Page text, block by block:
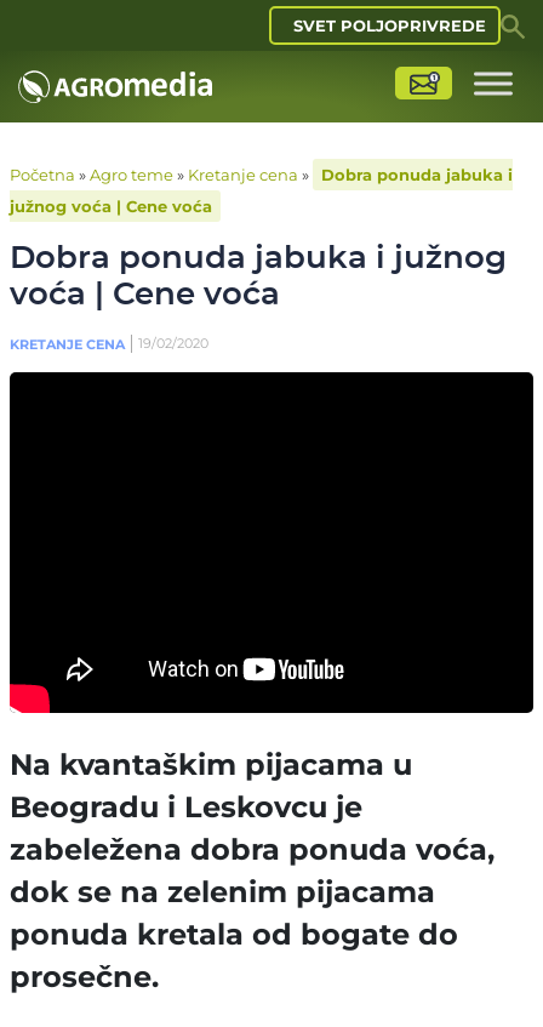
SVET POLJOPRIVREDE
Početna »Agro teme» Kretanje cena »
Dobra ponuda jabuka i
južnog voća | Cene voća
Dobra ponuda jabuka i južnog
voća | Cene voća
KRETANJE CENA 19/02/2020
Na kvantaškim pijacama u
Beogradu i Leskovcu je
zabeležena dobra ponuda voća,
dok se na zelenim pijacama
ponuda kretala od bogate do
prosečne.